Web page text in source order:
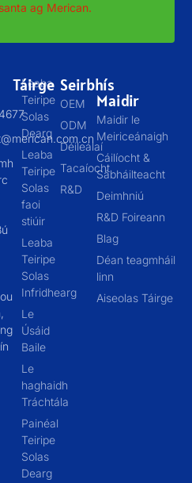
ag Merican.
Táirge
Leaba
Teiripe
Solas
Dearg
Leaba
Teiripe
Solas
faoi
stiúir
Leaba
Teiripe
Solas
Infridhearg
Le
Úsáid
Baile
Le
haghaidh
Tráchtála
Painéal
Teiripe
Solas
Dearg
Seirbhís
OEM
ODM
Déileálaí
Tacaíocht
R&D
Maidir
Maidir le
Meiriceánaigh
Cáilíocht &
Sábháilteacht
Deimhniú
R&D Foireann
Blag
Déan teagmháil
linn
Aiseolas Táirge